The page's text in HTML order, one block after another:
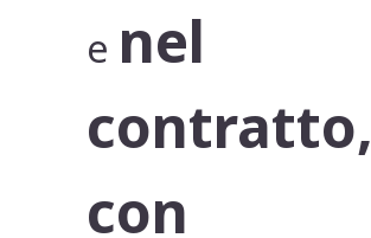
e nel
contratto,
con